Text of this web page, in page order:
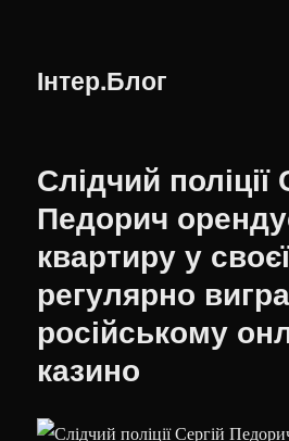
Інтер.Блог
Слідчий поліції
Педорич
квартиру у
регулярно
російському
казино